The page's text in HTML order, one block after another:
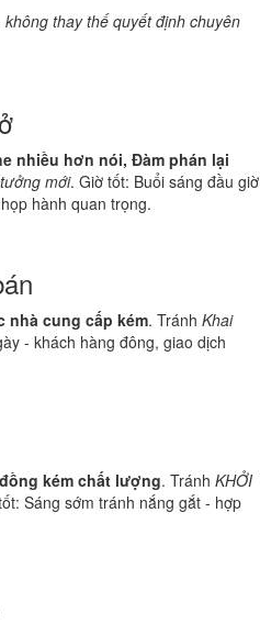
thay thế quyết định chuyên
nhiều hơn nói, Đàm phán lại
mới. Giờ tốt: Buổi sáng đầu giờ
hành quan trọng.
nhà cung cấp kém. Tránh Khai
- khách hàng đông, giao dịch
kém chất lượng. Tránh KHỞI
Sáng sớm tránh nắng gắt - hợp